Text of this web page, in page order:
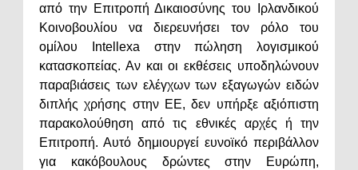
από την Επιτροπή Δικαιοσύνης του Ιρλανδικού
Κοινοβουλίου να διερευνήσει τον ρόλο του
ομίλου Intellexa στην πώληση λογισμικού
κατασκοπείας. Αν και οι εκθέσεις υποδηλώνουν
παραβιάσεις των ελέγχων των εξαγωγών ειδών
διπλής χρήσης στην ΕΕ, δεν υπήρξε αξιόπιστη
παρακολούθηση από τις εθνικές αρχές ή την
Επιτροπή. Αυτό δημιουργεί ευνοϊκό περιβάλλον
για κακόβουλους δρώντες στην Ευρώπη,